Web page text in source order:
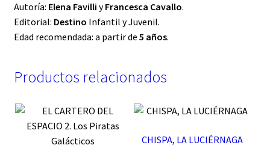
Autoría: Elena Favilli yFrancesca Cavallo.
Editorial: Destino Infantil y Juvenil.
Edad recomendada: a partir de 5 años.
Productos relacionados
CHISPA, LA LUCIÉRNAGA